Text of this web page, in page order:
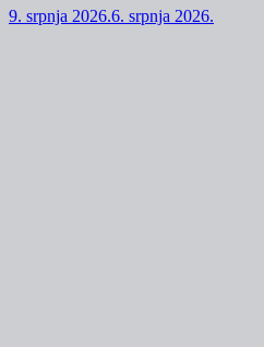
9. srpnja 2026.6. srpnja 2026.